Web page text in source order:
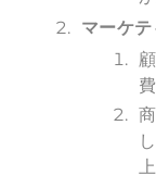
マーケ
上